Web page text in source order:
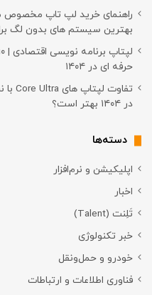
بهترین سیستم های بدون لگ
حرفه ای در ۱۴۰۴
در ۱۴۰۴ بهتر است؟
دسته‌ها
اپلیکیشن و نرم‌افزار
اخبار
تَلِنت (Talent)
خبر تکنولوژی
خودرو و حمل‌و‌نقل
فناوری اطلاعات و ارتباطات